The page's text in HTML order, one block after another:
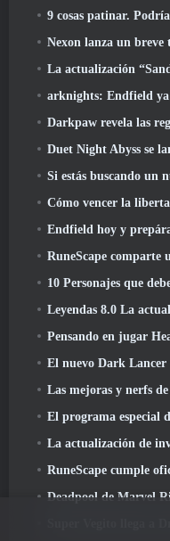
9 cosas patinar. Podría
Nexon lanza un breve
La actualización “Sandstorm
arknights: Endfield ya
Darkpaw revela las reglas que los
Duet Night Abyss se
Si estás buscando un nuevo, Juego de deportes
Cómo vencer la libertad
Endfield hoy y
RuneScape comparte un vídeo que
10 Personajes que
Leyendas 8.0 La
Pensando en jugar
El nuevo Dark Lancer de Blade &
Las mejoras y nerfs de
El programa especial de lanzamiento de
La actualización de invierno de
RuneScape cumple
Deadpool de Marvel
Super Vegito llega a Dragon